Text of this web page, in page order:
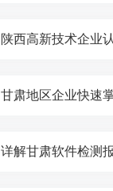
陕西高新技术企业
甘肃地区企业快速
详解甘肃软件检测